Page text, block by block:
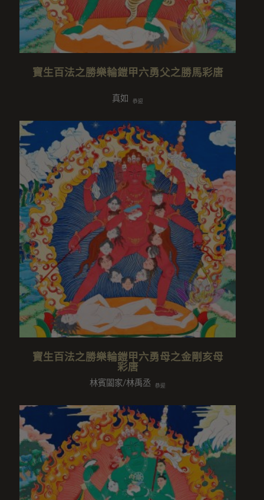
寶生百法之勝樂輪鎧甲六勇父之勝馬彩唐
真如 恭迎
寶生百法之勝樂輪鎧甲六勇母之金剛亥母
彩唐
林賓闔家/林禹丞 恭迎